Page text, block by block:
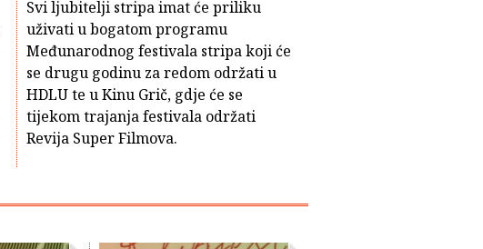
Svi ljubitelji stripa imat će priliku
uživati u bogatom programu
Međunarodnog festivala stripa koji će
se drugu godinu za redom održati u
HDLU te u Kinu Grič, gdje će se
tijekom trajanja festivala održati
Revija Super Filmova.